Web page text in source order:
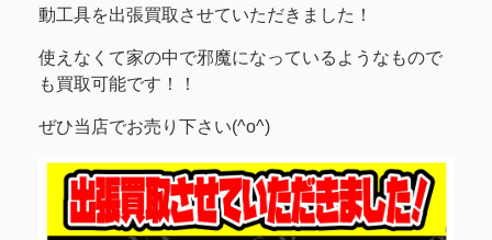
動工具を出張買取させていただきました！
使えなくて家の中で邪魔になっているようなもので
も買取可能です！！
ぜひ当店でお売り下さい(^o^)